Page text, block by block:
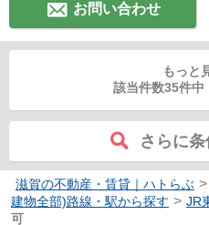
お問い合わせ
もっと
該当件数35件中
さらに
滋賀の不動産・賃貸｜ハトらぶ >
建物全部)路線・駅から探す > JR
可